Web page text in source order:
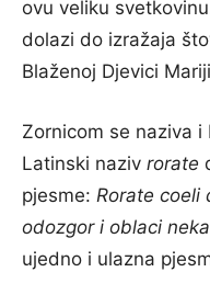
ovu veliku
dolazi do izražaja
Blaženoj Djevici
Zornicom se naziva
Latinski naziv rorate
pjesme: Rorate coeli
odozgor i oblaci
ujedno i ulazna